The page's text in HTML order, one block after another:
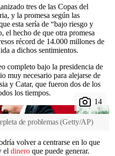
tres de las Copas del
y la promesa según las
esta sería de “bajo riesgo y
el hecho de que otra promesa
récord de 14.000 millones de
a dichos sentimientos.
completo bajo la presidencia de
muy necesario para alejarse de
y Catar, que fueron dos de los
los tiempos.
de problemas (Getty/AP)
volver a centrarse en lo que
el dinero que puede generar.